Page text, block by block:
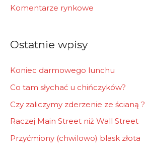
fKomentarze rynkowe
Ostatnie wpisy
Koniec darmowego lunchu
Co tam słychać u chińczyków?
Czy zaliczymy zderzenie ze ścianą ?
Raczej Main Street niż Wall Street
Przyćmiony (chwilowo) blask złota